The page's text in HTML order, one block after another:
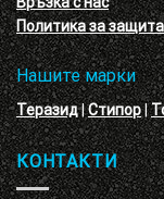
Политика за
Нашите марки
Теразид|Стипор|
КОНТАКТИ